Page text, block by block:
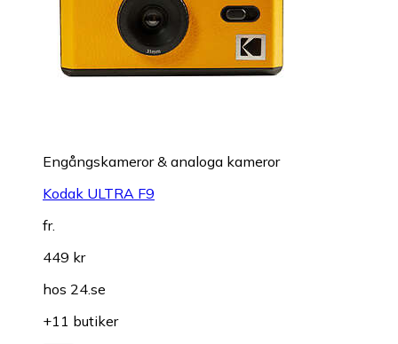
Engångskameror & analoga kameror
Kodak ULTRA F9
fr.
449 kr
hos 24.se
+11 butiker